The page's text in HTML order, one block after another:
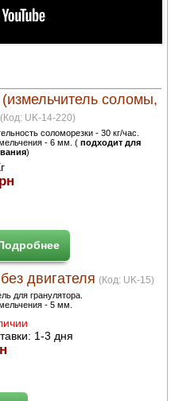
соломы,
(Код: UK-14-220)
соломорезки - 30 кг/час.
- 6 мм. ( подходит для
)
двигателя (Код: UK-15)
для гранулятора.
- 5 мм.
1-3 дня